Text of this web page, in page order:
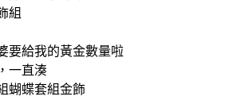
組
要給我的黃金數量啦
一直湊
蝴蝶套組金飾